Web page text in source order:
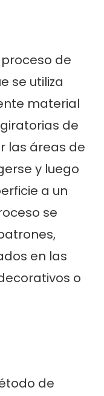
de
se utiliza
material
de
las áreas de
y luego
a un
se
en las
o
de